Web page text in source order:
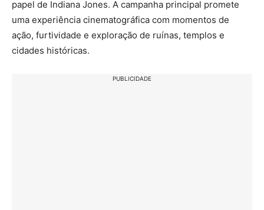
papel de Indiana Jones. A campanha principal promete
uma experiência cinematográfica com momentos de
ação, furtividade e exploração de ruínas, templos e
cidades históricas.
PUBLICIDADE